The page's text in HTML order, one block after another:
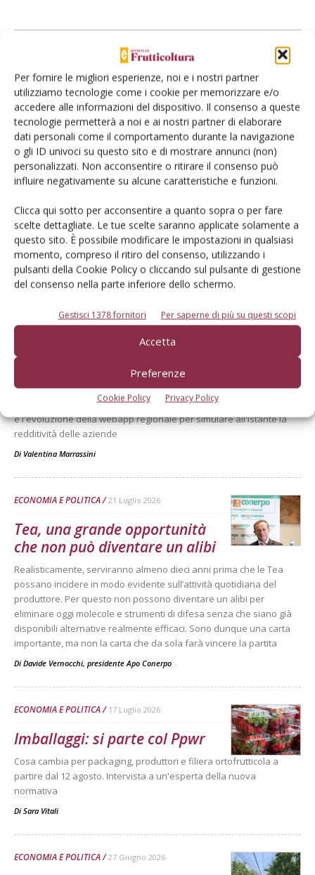
Per fornire le migliori esperienze, noi e i nostri partner
utilizziamo tecnologie come i cookie per memorizzare e/o
accedere alle informazioni del dispositivo. Il consenso a queste
tecnologie permetterà a noi e ai nostri partner di elaborare
dati personali come il comportamento durante la navigazione
o gli ID univoci su questo sito e di mostrare annunci (non)
personalizzati. Non acconsentire o ritirare il consenso può
influire negativamente su alcune caratteristiche e funzioni.
Clicca qui sotto per acconsentire a quanto sopra o per fare
scelte dettagliate. Le tue scelte saranno applicate solamente a
questo sito. È possibile modificare le impostazioni in qualsiasi
momento, compreso il ritiro del consenso, utilizzando i
pulsanti della Cookie Policy o cliccando sul pulsante di gestione
del consenso nella parte inferiore dello schermo.
Gestisci 1378 fornitori Per saperne di più su questi scopi
Accetta
Preferenze
Cookie Policy Privacy Policy
L'Esperto risponde
I consigli di Terra e Vita agli agricoltori
Cerca adesso
Dalla stessa categoria
Monitoraggio dei costi di
produzione: un’operazione
indispensabile
Presentazione dei costi di produzione delle principali specie
frutticole in Emilia-Romagna. I primi risultati del progetto Remunera
e l'evoluzione della webapp regionale per simulare all'istante la
redditività delle aziende
Di Valentina Marrassini
ECONOMIA E POLITICA 21 Luglio 2026
Tea, una grande opportunità
che non può diventare un alibi
Realisticamente, serviranno almeno dieci anni prima che le Tea
possano incidere in modo evidente sull’attività quotidiana del
produttore. Per questo non possono diventare un alibi per
eliminare oggi molecole e strumenti di difesa senza che siano già
disponibili alternative realmente efficaci. Sono dunque una carta
importante, ma non la carta che da sola farà vincere la partita
Di Davide Vernocchi, presidente Apo Conerpo -
ECONOMIA E POLITICA 17 Luglio 2026
Imballaggi: si parte col Ppwr
Cosa cambia per packaging, produttori e filiera ortofrutticola a
partire dal 12 agosto. Intervista a un'esperta della nuova
normativa
Di Sara Vitali
ECONOMIA E POLITICA 27 Giugno 2026